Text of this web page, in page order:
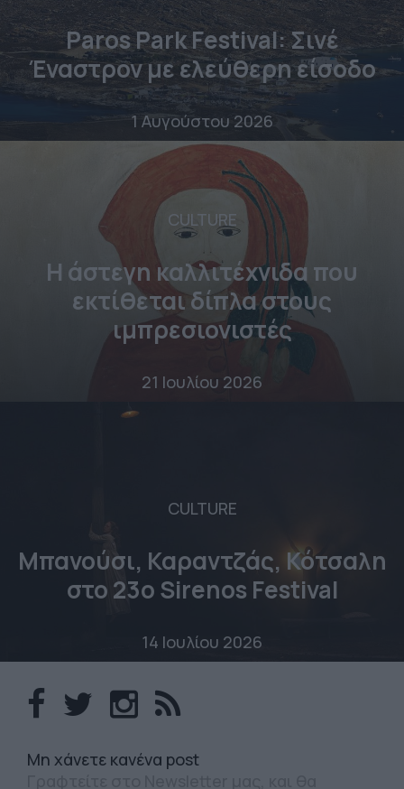
Paros Park Festival: Σινέ
Έναστρον με ελεύθερη είσοδο
1 Αυγούστου 2026
CULTURE
Η άστεγη καλλιτέχνιδα που
εκτίθεται δίπλα στους
ιμπρεσιονιστές
21 Ιουλίου 2026
CULTURE
Μπανούσι, Καραντζάς, Κότσαλη
στο 23o Sirenos Festival
14 Ιουλίου 2026
Mη χάνετε κανένα post